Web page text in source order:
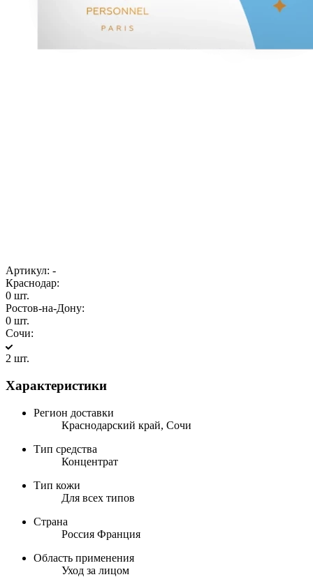
Артикул: -
Краснодар:
0 шт.
Ростов-на-Дону:
0 шт.
Сочи:
2 шт.
Характеристики
Регион доставки
Краснодарский край, Сочи
Тип средства
Концентрат
Тип кожи
Для всех типов
Страна
Россия Франция
Область применения
Уход за лицом